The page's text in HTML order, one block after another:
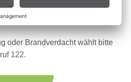
Gras entzünden.
oder Brandverdacht wählt bitte
122.